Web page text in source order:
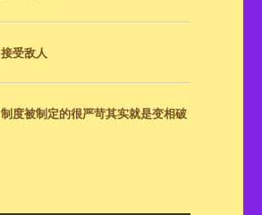
接受敌人
制度被制定的很严苛其实就是变相破